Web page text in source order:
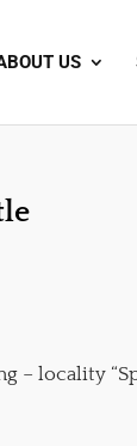
US
– locality